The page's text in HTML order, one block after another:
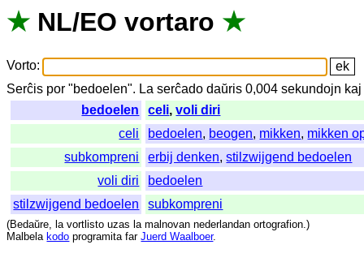
★ NL/EO vortaro ★
Vorto:
Serĉis por "bedoelen". La serĉado daŭris 0,004sekundojn kaj
bedoelen
celi,voli diri
celi
bedoelen, beogen, mikken, mikken
subkompreni
erbij denken,stilzwijgend bedoelen
voli diri
bedoelen
stilzwijgend bedoelen
subkompreni
(Bedaŭre, la vortlisto uzas la malnovan nederlandan ortografion.)
Malbela kodo programita far Juerd Waalboer.